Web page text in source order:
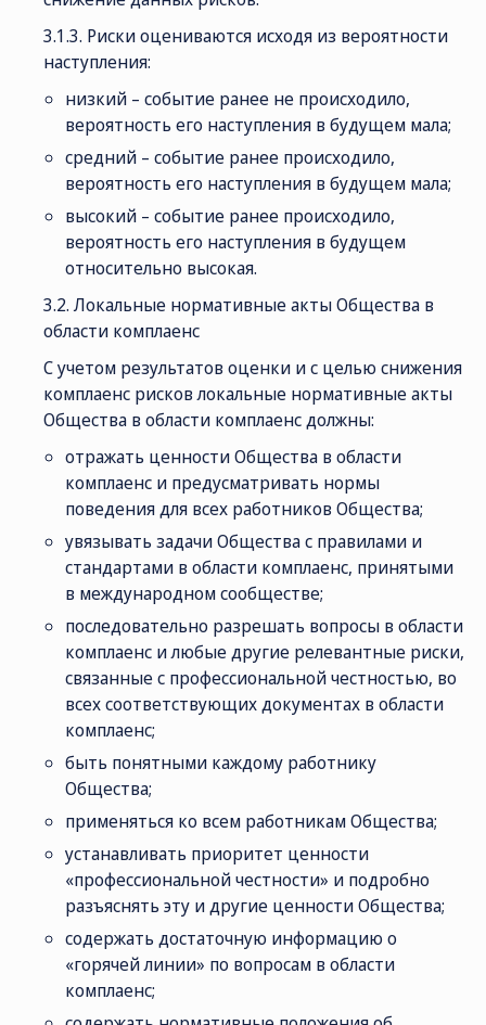
3.1.3. Риски оцениваются исходя из вероятности
наступления:
низкий – событие ранее не происходило,
вероятность его наступления в будущем мала;
средний – событие ранее происходило,
вероятность его наступления в будущем мала;
высокий – событие ранее происходило,
вероятность его наступления в будущем
относительно высокая.
3.2. Локальные нормативные акты Общества в
области комплаенс
С учетом результатов оценки и с целью снижения
комплаенс рисков локальные нормативные акты
Общества в области комплаенс должны:
отражать ценности Общества в области
комплаенс и предусматривать нормы
поведения для всех работников Общества;
увязывать задачи Общества с правилами и
стандартами в области комплаенс, принятыми
в международном сообществе;
последовательно разрешать вопросы в области
комплаенс и любые другие релевантные риски,
связанные с профессиональной честностью, во
всех соответствующих документах в области
комплаенс;
быть понятными каждому работнику
Общества;
применяться ко всем работникам Общества;
устанавливать приоритет ценности
«профессиональной честности» и подробно
разъяснять эту и другие ценности Общества;
содержать достаточную информацию о
«горячей линии» по вопросам в области
комплаенс;